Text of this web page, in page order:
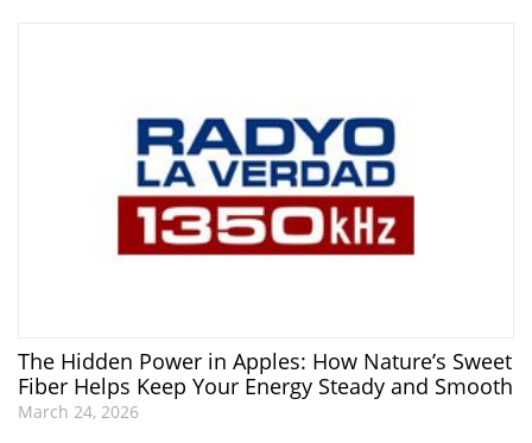
The Hidden Power in Apples: How Nature’s Sweet
Fiber Helps Keep Your Energy Steady and Smooth
March 24, 2026